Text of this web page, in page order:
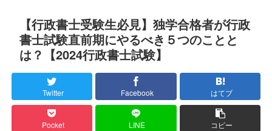
【行政書士受験生必見】独学合格者が行政
書士試験直前期にやるべき５つのことと
は？【2024行政書士試験】
Twitter Facebook はてブ
Pocket LINE コピー